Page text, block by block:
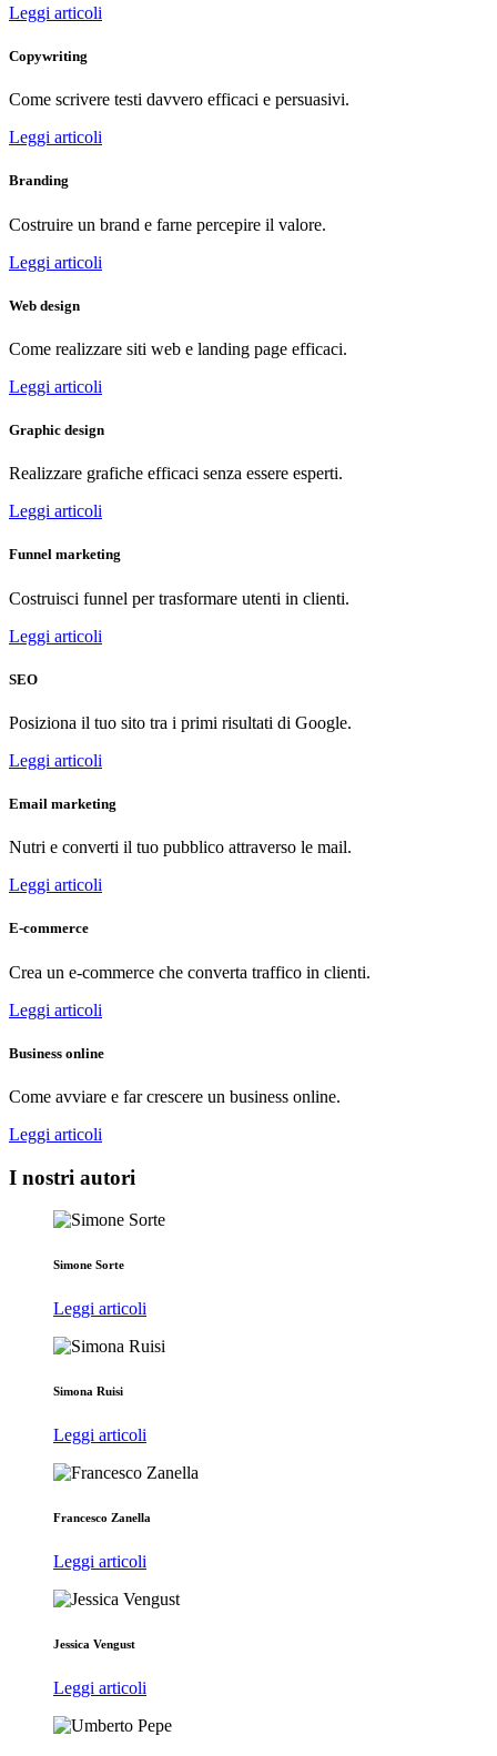
Leggi articoli
Copywriting
Come scrivere testi davvero efficaci e persuasivi.
Leggi articoli
Branding
Costruire un brand e farne percepire il valore.
Leggi articoli
Web design
Come realizzare siti web e landing page efficaci.
Leggi articoli
Graphic design
Realizzare grafiche efficaci senza essere esperti.
Leggi articoli
Funnel marketing
Costruisci funnel per trasformare utenti in clienti.
Leggi articoli
SEO
Posiziona il tuo sito tra i primi risultati di Google.
Leggi articoli
Email marketing
Nutri e converti il tuo pubblico attraverso le mail.
Leggi articoli
E-commerce
Crea un e-commerce che converta traffico in clienti.
Leggi articoli
Business online
Come avviare e far crescere un business online.
Leggi articoli
I nostri autori
Simone Sorte
Leggi articoli
Simona Ruisi
Leggi articoli
Francesco Zanella
Leggi articoli
Jessica Vengust
Leggi articoli